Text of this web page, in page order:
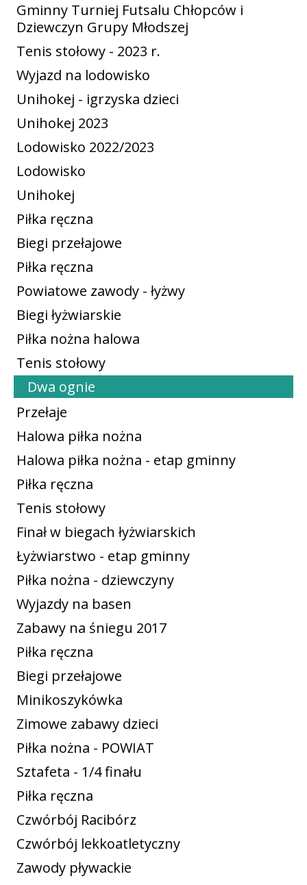
Gminny Turniej Futsalu Chłopców i
Dziewczyn Grupy Młodszej
Tenis stołowy - 2023 r.
Wyjazd na lodowisko
Unihokej - igrzyska dzieci
Unihokej 2023
Lodowisko 2022/2023
Lodowisko
Unihokej
Piłka ręczna
Biegi przełajowe
Piłka ręczna
Powiatowe zawody - łyżwy
Biegi łyżwiarskie
Piłka nożna halowa
Tenis stołowy
Dwa ognie
Przełaje
Halowa piłka nożna
Halowa piłka nożna - etap gminny
Piłka ręczna
Tenis stołowy
Finał w biegach łyżwiarskich
Łyżwiarstwo - etap gminny
Piłka nożna - dziewczyny
Wyjazdy na basen
Zabawy na śniegu 2017
Piłka ręczna
Biegi przełajowe
Minikoszykówka
Zimowe zabawy dzieci
Piłka nożna - POWIAT
Sztafeta - 1/4 finału
Piłka ręczna
Czwórbój Racibórz
Czwórbój lekkoatletyczny
Zawody pływackie